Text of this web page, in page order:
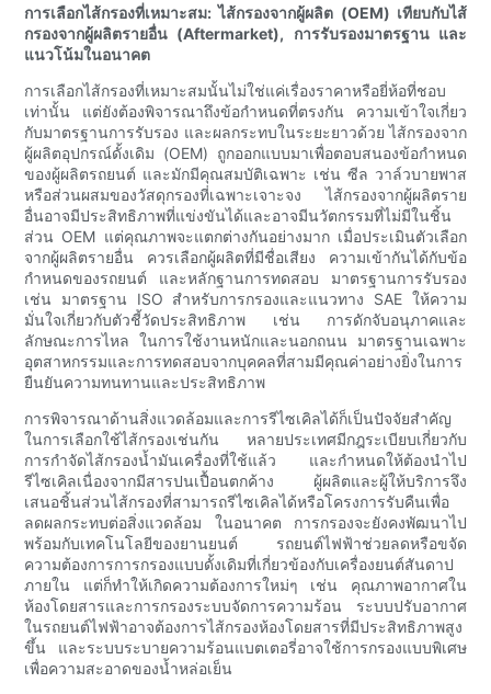
การเลือกไส้กรองที่เหมาะสม: ไส้กรองจากผู้ผลิต (OEM) เทียบกับไส้
กรองจากผู้ผลิตรายอื่น (Aftermarket), การรับรองมาตรฐาน และ
แนวโน้มในอนาคต
การเลือกไส้กรองที่เหมาะสมนั้นไม่ใช่แค่เรื่องราคาหรือยี่ห้อที่ชอบ
เท่านั้น แต่ยังต้องพิจารณาถึงข้อกำหนดที่ตรงกัน ความเข้าใจเกี่ยว
กับมาตรฐานการรับรอง และผลกระทบในระยะยาวด้วย ไส้กรองจาก
ผู้ผลิตอุปกรณ์ดั้งเดิม (OEM) ถูกออกแบบมาเพื่อตอบสนองข้อกำหนด
ของผู้ผลิตรถยนต์ และมักมีคุณสมบัติเฉพาะ เช่น ซีล วาล์วบายพาส
หรือส่วนผสมของวัสดุกรองที่เฉพาะเจาะจง ไส้กรองจากผู้ผลิตราย
อื่นอาจมีประสิทธิภาพที่แข่งขันได้และอาจมีนวัตกรรมที่ไม่มีในชิ้น
ส่วน OEM แต่คุณภาพจะแตกต่างกันอย่างมาก เมื่อประเมินตัวเลือก
จากผู้ผลิตรายอื่น ควรเลือกผู้ผลิตที่มีชื่อเสียง ความเข้ากันได้กับข้อ
กำหนดของรถยนต์ และหลักฐานการทดสอบ มาตรฐานการรับรอง
เช่น มาตรฐาน ISO สำหรับการกรองและแนวทาง SAE ให้ความ
มั่นใจเกี่ยวกับตัวชี้วัดประสิทธิภาพ เช่น การดักจับอนุภาคและ
ลักษณะการไหล ในการใช้งานหนักและนอกถนน มาตรฐานเฉพาะ
อุตสาหกรรมและการทดสอบจากบุคคลที่สามมีคุณค่าอย่างยิ่งในการ
ยืนยันความทนทานและประสิทธิภาพ
การพิจารณาด้านสิ่งแวดล้อมและการรีไซเคิลได้ก็เป็นปัจจัยสำคัญ
ในการเลือกใช้ไส้กรองเช่นกัน หลายประเทศมีกฎระเบียบเกี่ยวกับ
การกำจัดไส้กรองน้ำมันเครื่องที่ใช้แล้ว และกำหนดให้ต้องนำไป
รีไซเคิลเนื่องจากมีสารปนเปื้อนตกค้าง ผู้ผลิตและผู้ให้บริการจึง
เสนอชิ้นส่วนไส้กรองที่สามารถรีไซเคิลได้หรือโครงการรับคืนเพื่อ
ลดผลกระทบต่อสิ่งแวดล้อม ในอนาคต การกรองจะยังคงพัฒนาไป
พร้อมกับเทคโนโลยีของยานยนต์ รถยนต์ไฟฟ้าช่วยลดหรือขจัด
ความต้องการการกรองแบบดั้งเดิมที่เกี่ยวข้องกับเครื่องยนต์สันดาป
ภายใน แต่ก็ทำให้เกิดความต้องการใหม่ๆ เช่น คุณภาพอากาศใน
ห้องโดยสารและการกรองระบบจัดการความร้อน ระบบปรับอากาศ
ในรถยนต์ไฟฟ้าอาจต้องการไส้กรองห้องโดยสารที่มีประสิทธิภาพสูง
ขึ้น และระบบระบายความร้อนแบตเตอรี่อาจใช้การกรองแบบพิเศษ
เพื่อความสะอาดของน้ำหล่อเย็น